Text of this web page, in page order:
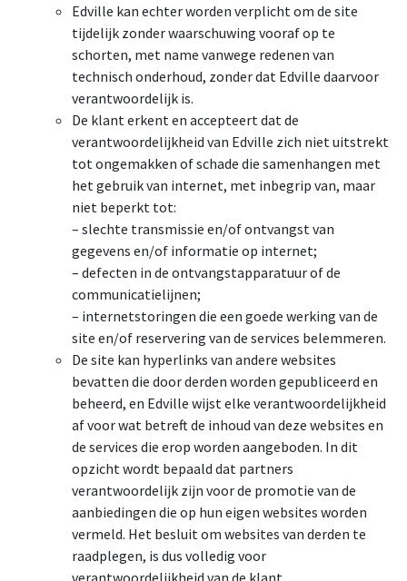
Edville kan echter worden verplicht om de site
tijdelijk zonder waarschuwing vooraf op te
schorten, met name vanwege redenen van
technisch onderhoud, zonder dat Edville daarvoor
verantwoordelijk is.
De klant erkent en accepteert dat de
verantwoordelijkheid van Edville zich niet uitstrekt
tot ongemakken of schade die samenhangen met
het gebruik van internet, met inbegrip van, maar
niet beperkt tot:
– slechte transmissie en/of ontvangst van
gegevens en/of informatie op internet;
– defecten in de ontvangstapparatuur of de
communicatielijnen;
– internetstoringen die een goede werking van de
site en/of reservering van de services belemmeren.
De site kan hyperlinks van andere websites
bevatten die door derden worden gepubliceerd en
beheerd, en Edville wijst elke verantwoordelijkheid
af voor wat betreft de inhoud van deze websites en
de services die erop worden aangeboden. In dit
opzicht wordt bepaald dat partners
verantwoordelijk zijn voor de promotie van de
aanbiedingen die op hun eigen websites worden
vermeld. Het besluit om websites van derden te
raadplegen, is dus volledig voor